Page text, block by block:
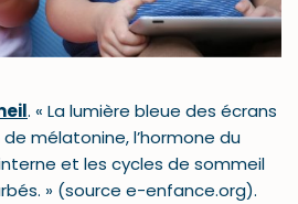
. « La lumière bleue des écrans
mélatonine, l’hormone du
et les cycles de sommeil
» (source e-enfance.org).